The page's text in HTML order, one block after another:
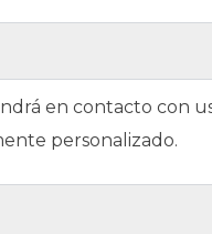
en contacto con
personalizado.